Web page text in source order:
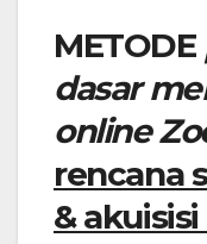
METODE
dasar
online
rencana
&